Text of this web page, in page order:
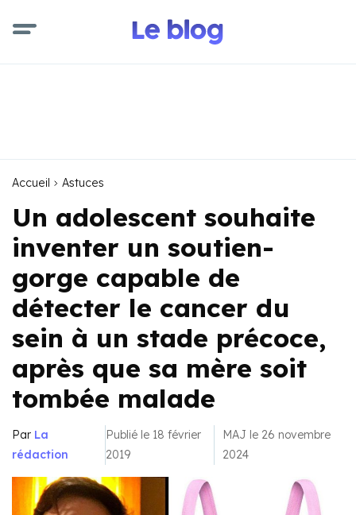
Accueil Astuces
Un adolescent souhaite
inventer un soutien-
gorge capable de
détecter le cancer du
sein à un stade précoce,
après que sa mère soit
tombée malade
Par La
rédaction
Publié le 18 février
2019
MAJ le 26 novembre
2024